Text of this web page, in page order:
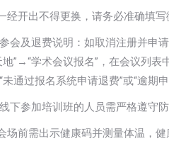
经开出不得更换，请务必准确填
会及退费说明：如取消注册并申
地”→“学术会议报名”，在会议列
未通过报名系统申请退费”或“逾期申
线下参加培训班的人员需严格遵守
场前需出示健康码并测量体温，